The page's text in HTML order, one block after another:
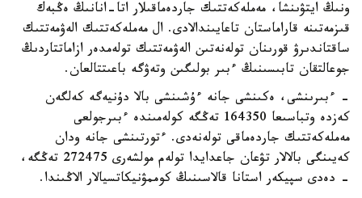
ونىڭ ايتۋىنشا، مەملەكەتتىك جاردەماقىلار اتا-انانىڭ ەڭبەك
قىزمەتىنە قاراماستان تاعايىندالادى. ال مەملەكەتتىك الەۋمەتتىك
ساقتاندىرۋ قورىنان تولەنەتىن الەۋمەتتىك تولەمدەر ازاماتتاردىڭ
جوعالتقان تابىسىنىڭ ءبىر بولىگىن وتەۋگە باعىتتالعان.
- ءبىرىنشى، ەكىنشى جانە ءۇشىنشى بالا دۇنيەگە كەلگەن
كەزدە وتباسىعا 164350 تەڭگە كولەمىندە ءبىرجولعى
مەملەكەتتىك جاردەماقى تولەنەدى. ءتورتىنشى جانە ودان
كەيىنگى بالالار تۋعان جاعدايدا تولەم مولشەرى 272475 تەڭگە،
- دەدى سپيكەر استانا قالاسىنىڭ كوممۋنيكاتسيالار الاڭىندا.